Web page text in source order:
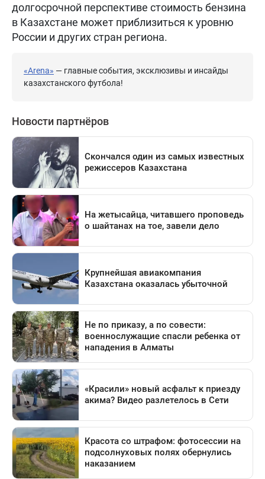
долгосрочной перспективе стоимость бензина
в Казахстане может приблизиться к уровню
России и других стран региона.
«Arena» — главные события, эксклюзивы и инсайды
казахстанского футбола!